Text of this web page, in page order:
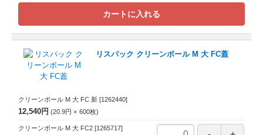
カートに入れる
リスパック クリーンボール M 大 FC蓋
クリーンボール M 大 FC 新 [1262440]
12,540円 20.9円 600枚
クリーンボール M 大 FC2 [1265717]